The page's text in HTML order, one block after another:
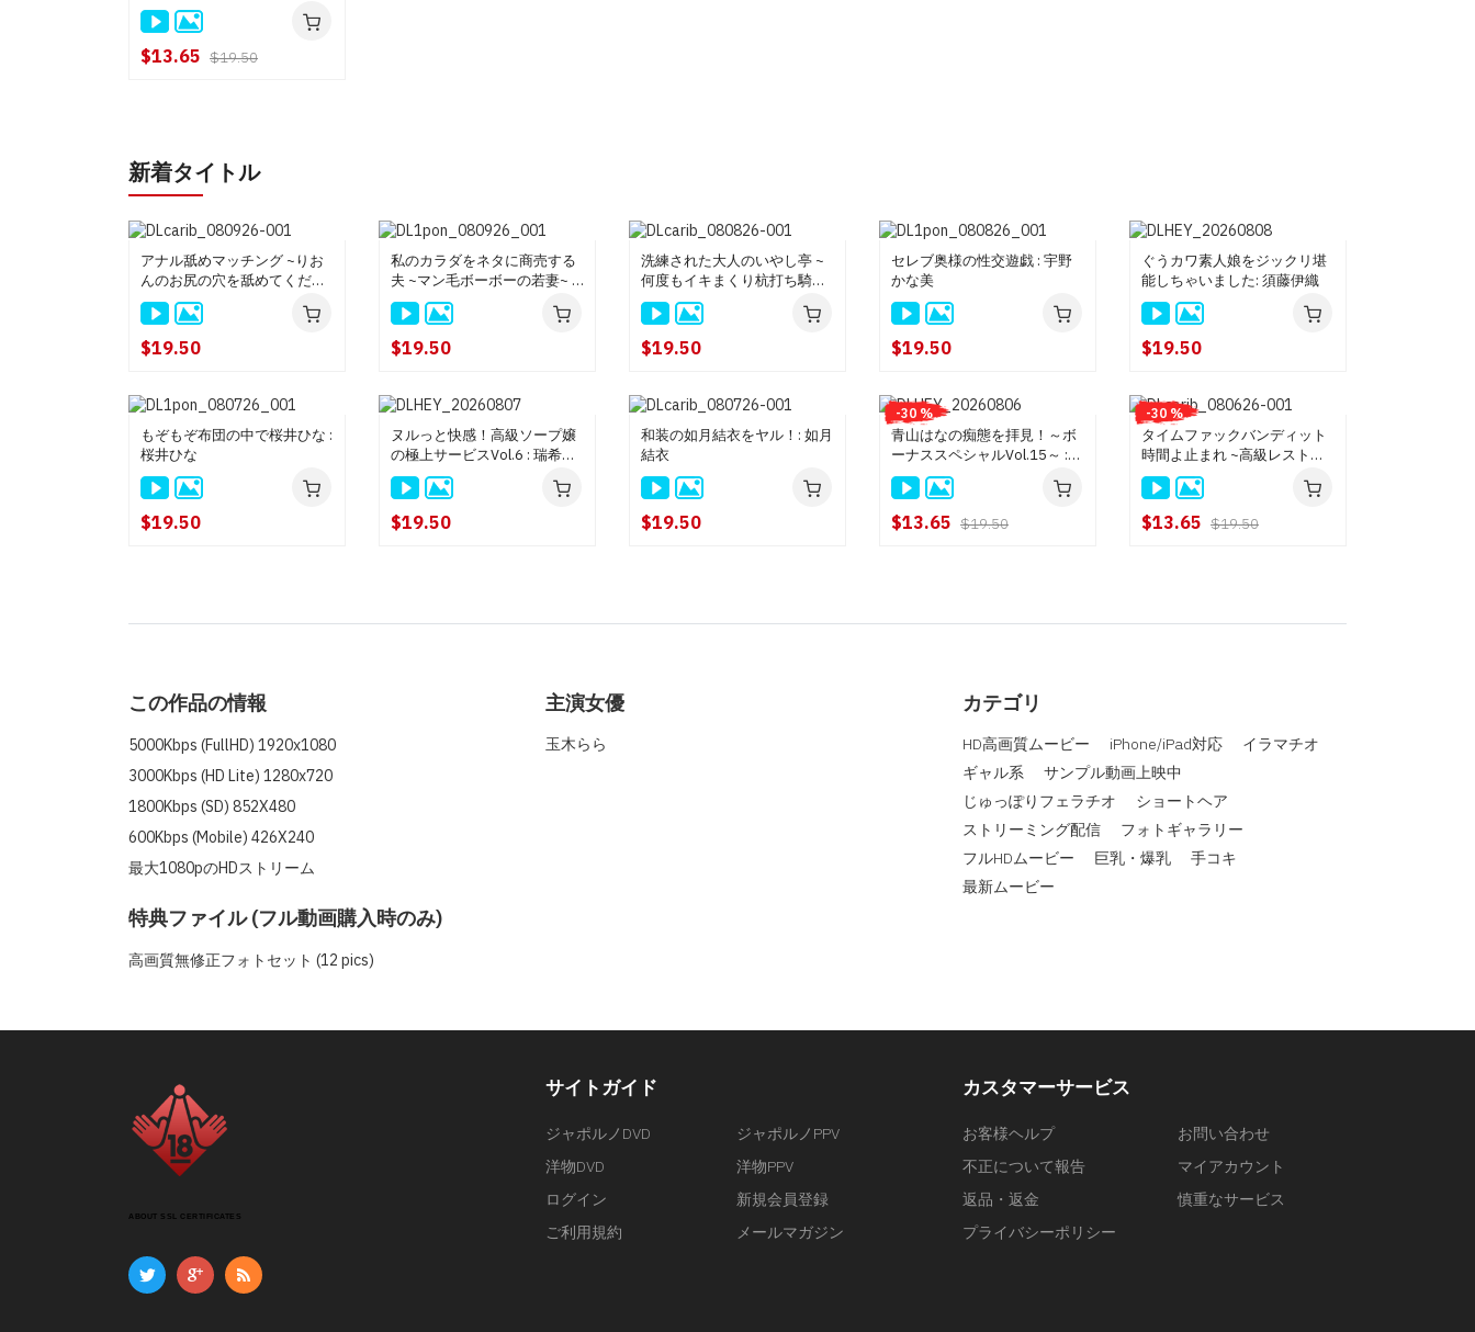
$13.65 $19.50
新着タイトル
アナル舐めマッチング ~りお
んのお尻の穴を舐めてくださ
い~ : りおん
$19.50
私のカラダをネタに商売する
夫 ~マン毛ボーボーの若妻~ :
夏目りんか
$19.50
洗練された大人のいやし亭 ~
何度もイキまくり杭打ち騎乗
位ピストン~ : 白咲雪乃
$19.50
セレブ奥様の性交遊戯 : 宇野
かな美
$19.50
ぐうカワ素人娘をジックリ堪
能しちゃいました: 須藤伊織
$19.50
もぞもぞ布団の中で桜井ひな :
桜井ひな
$19.50
ヌルっと快感！高級ソープ嬢
の極上サービスVol.6 : 瑞希ゆ
き
$19.50
和装の如月結衣をヤル！: 如月
結衣
$19.50
-30 %
青山はなの痴態を拝見！～ボ
ーナススペシャルVol.15～ :
青山はな
$13.65 $19.50
-30 %
タイムファックバンディット
時間よ止まれ ~高級レストラ
ン編~ : 野々宮すず, 笹宮えれ
な
$13.65 $19.50
この作品の情報
5000Kbps (FullHD) 1920x1080
3000Kbps (HD Lite) 1280x720
1800Kbps (SD) 852X480
600Kbps (Mobile) 426X240
最大1080pのHDストリーム
特典ファイル (フル動画購入時のみ)
高画質無修正フォトセット (12 pics)
主演女優
玉木らら
カテゴリ
HD高画質ムービー iPhone/iPad対応
イラマチオ
ギャル系
サンプル動画上映中
じゅっぽりフェラチオ
ショートヘア
ストリーミング配信
フォトギャラリー
フルHDムービー
巨乳・爆乳
手コキ
最新ムービー
ABOUT SSL CERTIFICATES
サイトガイド
ジャポルノDVD
ジャポルノPPV
洋物DVD
洋物PPV
ログイン
新規会員登録
ご利用規約
メールマガジン
カスタマーサービス
お客様ヘルプ
お問い合わせ
不正について報告
マイアカウント
返品・返金
慎重なサービス
プライバシーポリシー